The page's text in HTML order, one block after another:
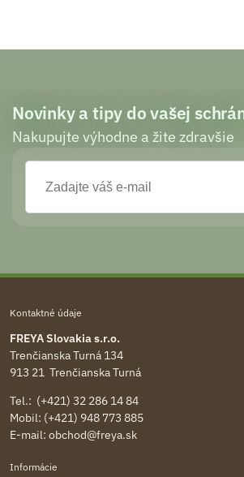
Novinky a tipy do vašej
Nakupujte výhodne a žite zdravšie
Kontaktné údaje
FREYA Slovakia s.r.o.
Trenčianska Turná 134
913 21 Trenčianska Turná
Tel.: (+421) 32 286 14 84
Mobil: (+421) 948 773 885
E-mail: obchod@freya.sk
Informácie